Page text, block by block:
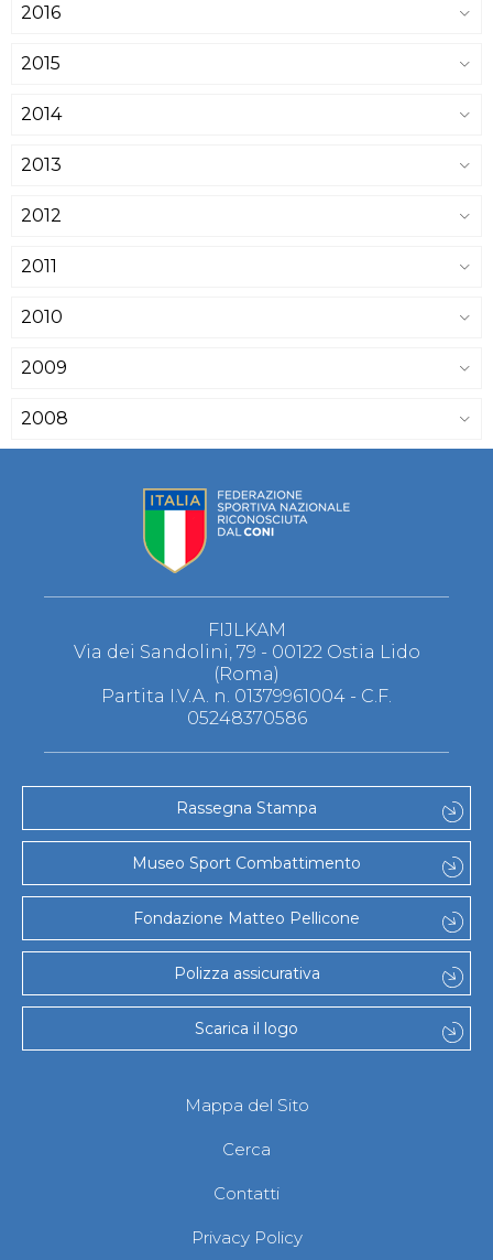
2016
2015
2014
2013
2012
2011
2010
2009
2008
FIJLKAM
Via dei Sandolini, 79 - 00122 Ostia Lido
(Roma)
Partita I.V.A. n. 01379961004 - C.F.
05248370586
Rassegna Stampa
Museo Sport Combattimento
Fondazione Matteo Pellicone
Polizza assicurativa
Scarica il logo
Mappa del Sito
Cerca
Contatti
Privacy Policy